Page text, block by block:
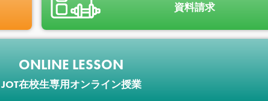
資料請求
ONLINE LESSON
JOT在校生専用オンライン授業